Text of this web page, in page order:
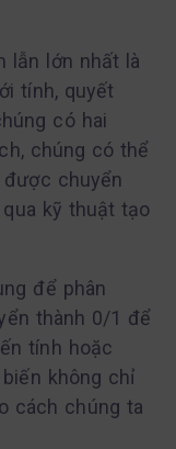
lẫn lớn nhất là
tính, quyết
có hai
chúng có thể
chuyển
kỹ thuật tạo
để phân
thành 0/1 để
tính hoặc
không chỉ
cách chúng ta